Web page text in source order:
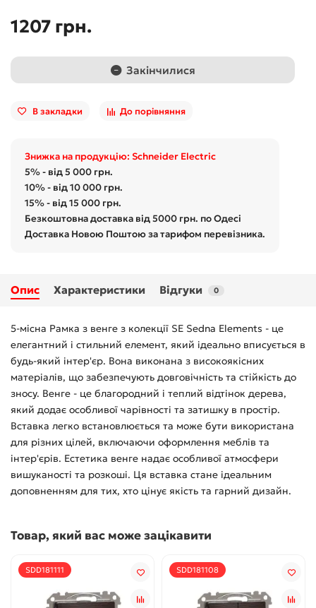
1207 грн.
Закінчилися
В закладки До порівняння
Знижка на продукцію: Schneider Electric
5% - від 5 000 грн.
10% - від 10 000 грн.
15% - від 15 000 грн.
Безкоштовна доставка від 5000 грн. по Одесі
Доставка Новою Поштою за тарифом перевізника.
Опис Характеристики Відгуки 0
5-місна Рамка з венге з колекції SE Sedna Elements - це
елегантний і стильний елемент, який ідеально вписується в
будь-який інтер'єр. Вона виконана з високоякісних
матеріалів, що забезпечують довговічність та стійкість до
зносу. Венге - це благородний і теплий відтінок дерева,
який додає особливої чарівності та затишку в простір.
Вставка легко встановлюється та може бути використана
для різних цілей, включаючи оформлення меблів та
інтер'єрів. Естетика венге надає особливої атмосфери
вишуканості та розкоші. Ця вставка стане ідеальним
доповненням для тих, хто цінує якість та гарний дизайн.
Товар, який вас може зацікавити
SDD181111 SDD181108